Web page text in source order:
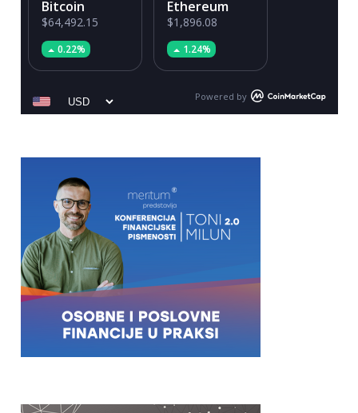
Bitcoin
$64,492.15
0.22%
Ethereum
$1,896.08
1.24%
Powered by